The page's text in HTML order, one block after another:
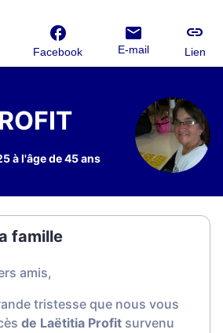
Facebook E-mail Lien
à l'âge de 45 ans
famille
amis,
tristesse que nous vous
de Laëtitia Profit survenu